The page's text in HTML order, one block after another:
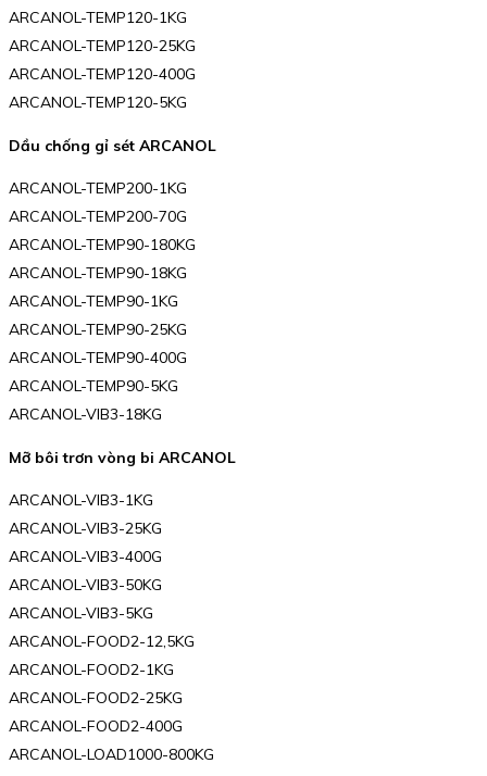
ARCANOL-TEMP120-1KG
ARCANOL-TEMP120-25KG
ARCANOL-TEMP120-400G
ARCANOL-TEMP120-5KG
Dầu chống gỉ sét ARCANOL
ARCANOL-TEMP200-1KG
ARCANOL-TEMP200-70G
ARCANOL-TEMP90-180KG
ARCANOL-TEMP90-18KG
ARCANOL-TEMP90-1KG
ARCANOL-TEMP90-25KG
ARCANOL-TEMP90-400G
ARCANOL-TEMP90-5KG
ARCANOL-VIB3-18KG
Mỡ bôi trơn vòng bi ARCANOL
ARCANOL-VIB3-1KG
ARCANOL-VIB3-25KG
ARCANOL-VIB3-400G
ARCANOL-VIB3-50KG
ARCANOL-VIB3-5KG
ARCANOL-FOOD2-12,5KG
ARCANOL-FOOD2-1KG
ARCANOL-FOOD2-25KG
ARCANOL-FOOD2-400G
ARCANOL-LOAD1000-800KG